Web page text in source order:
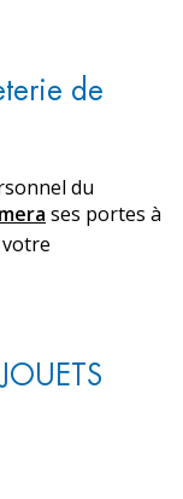
de
du
ses portes à